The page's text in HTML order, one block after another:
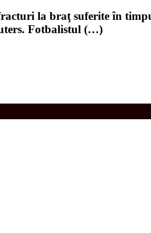
la braţ suferite în
Fotbalistul (…)